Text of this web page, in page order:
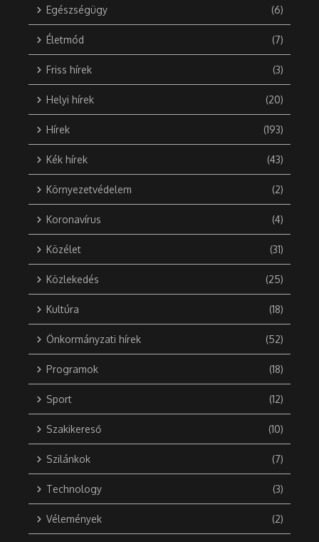
Egészségügy (6)
Életmód (7)
Friss hírek (3)
Helyi hírek (20)
Hírek (193)
Kék hírek (43)
Környezetvédelem (2)
Koronavírus (4)
Közélet (31)
Közlekedés (25)
Kultúra (18)
Önkormányzati hírek (52)
Programok (18)
Sport (12)
Szakikereső (10)
Szilánkok (7)
Technology (3)
Vélemények (2)